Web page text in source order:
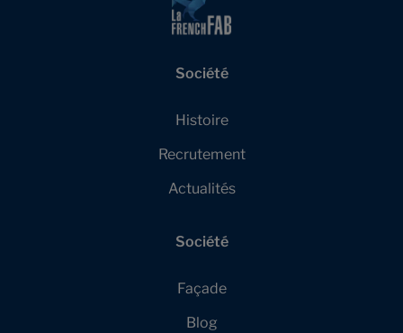
Société
Histoire
Recrutement
Actualités
Société
Façade
Blog